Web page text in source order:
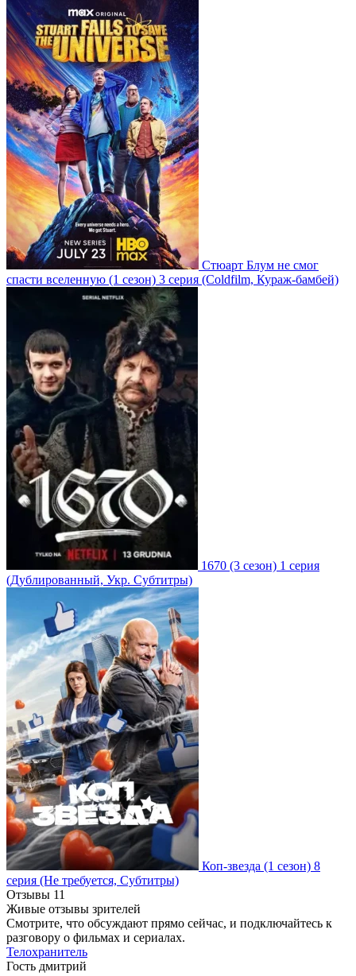
Стюарт Блум не смог
спасти вселенную (1 сезон) 3 серия (Coldfilm, Кураж-бамбей)
1670 (3 сезон) 1 серия
(Дублированный, Укр. Субтитры)
Коп-звезда (1 сезон) 8
серия (Не требуется, Субтитры)
Отзывы 11
Живые отзывы зрителей
Смотрите, что обсуждают прямо сейчас, и подключайтесь к
разговору о фильмах и сериалах.
Телохранитель
Гость дмитрий